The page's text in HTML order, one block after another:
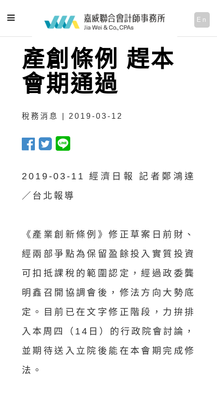
En
產創條例 趕本
會期通過
稅務消息 | 2019-03-12
2019-03-11 經濟日報 記者鄭鴻達
／台北報導
《產業創新條例》修正草案日前財、
經兩部爭點為保留盈餘投入實質投資
可扣抵課稅的範圍認定，經過政委龔
明鑫召開協調會後，修法方向大勢底
定。目前已在文字修正階段，力拚排
入本周四（14日）的行政院會討論，
並期待送入立院後能在本會期完成修
法。